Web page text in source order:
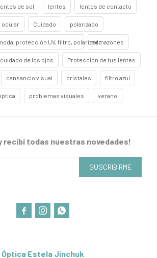
de sol lentes lentes de contacto
ocular Cuidado polarizado
protección UV, filtro, polarizadoarmazones
cuidado de los ojos Protección de tus lentes
cansancio visual cristales filtro azul
problemas visuales verano
Óptica Estela Jinchuk
recibí todas nuestras novedades!
SUSCRIBIRME
  